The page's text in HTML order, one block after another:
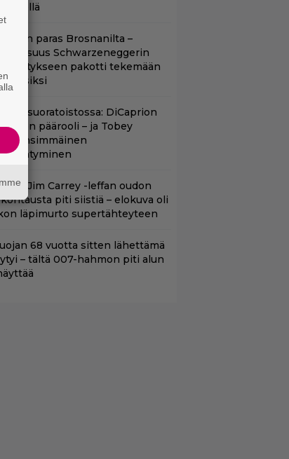
on paras Brosnanilta –
Schwarzeneggerin
pakotti tekemään
uusiksi
suoratoistossa: DiCaprion
päärooli – ja Tobey
ensimmäinen
Jim Carrey -leffan oudon
kohtausta piti siistiä – elokuva oli
läpimurto supertähteyteen
68 vuotta sitten lähettämä
– tältä 007-hahmon piti alun